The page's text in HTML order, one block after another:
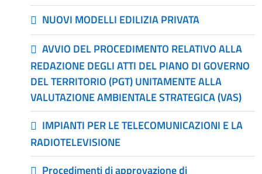
NUOVI MODELLI EDILIZIA PRIVATA
AVVIO DEL PROCEDIMENTO RELATIVO ALLA
REDAZIONE DEGLI ATTI DEL PIANO DI GOVERNO
DEL TERRITORIO (PGT) UNITAMENTE ALLA
VALUTAZIONE AMBIENTALE STRATEGICA (VAS)
IMPIANTI PER LE TELECOMUNICAZIONI E LA
RADIOTELEVISIONE
Procedimenti di approvazione di